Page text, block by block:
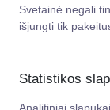
Svetainė negali
išjungti tik
Statistikos